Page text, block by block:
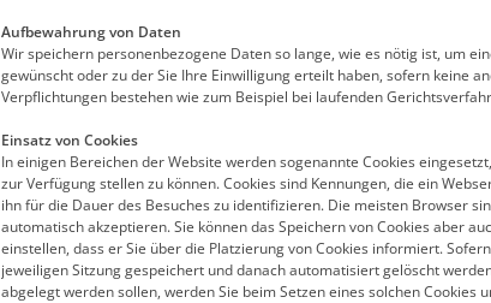
Aufbewahrung von Daten
Wir speichern personenbezogene Daten so lange, wie es nötig ist, um
gewünscht oder zu der Sie Ihre Einwilligung erteilt haben, sofern keine
Verpflichtungen bestehen wie zum Beispiel bei laufenden
Einsatz von Cookies
In einigen Bereichen der Website werden sogenannte Cookies
zur Verfügung stellen zu können. Cookies sind Kennungen, die ein
ihn für die Dauer des Besuches zu identifizieren. Die meisten Browser
automatisch akzeptieren. Sie können das Speichern von Cookies aber
einstellen, dass er Sie über die Platzierung von Cookies informiert.
jeweiligen Sitzung gespeichert und danach automatisiert gelöscht
abgelegt werden sollen, werden Sie beim Setzen eines solchen Cookies